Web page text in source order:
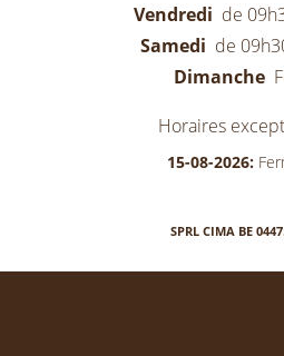
Vendredi de
Samedi de
Dimanche
Horaires
15-08-2026:
SPRL CIMA BE